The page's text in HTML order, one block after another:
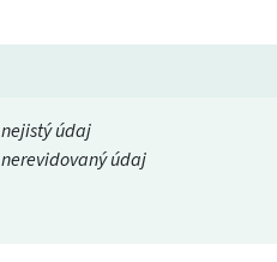
nejistý údaj
nerevidovaný údaj